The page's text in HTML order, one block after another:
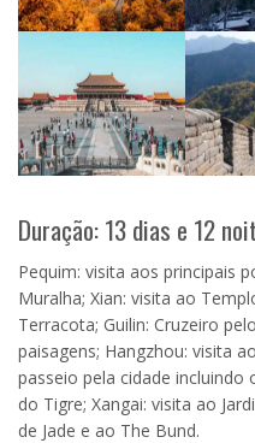
Duração: 13 dias e 12
Pequim: visita aos principais
Muralha; Xian: visita ao
Terracota; Guilin: Cruzeiro
paisagens; Hangzhou: visita
passeio pela cidade incluindo
do Tigre; Xangai: visita ao
de Jade e ao The Bund.